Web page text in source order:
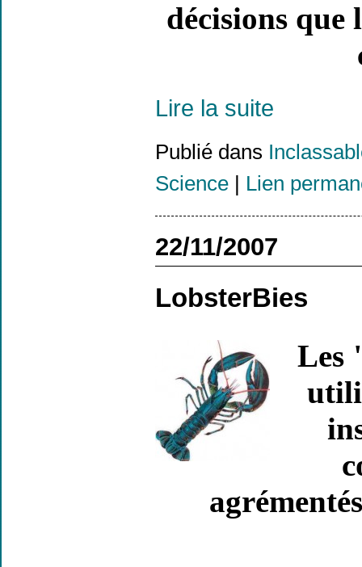
décisions que
Lire la suite
Publié dans
Science
Lien
22/11/2007
LobsterBies
Les